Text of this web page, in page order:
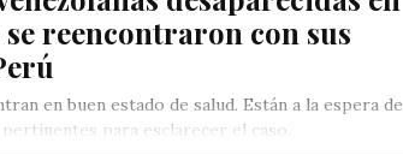
reencontraron con sus
en buen estado de salud. Están a la espera de
para esclarecer el caso.